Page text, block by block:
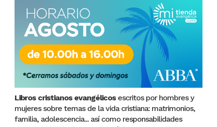
Libros cristianos evangélicosescritos por hombres y
mujeres sobre temas de la vida cristiana: matrimonios,
familia, adolescencia... así como responsabilidades